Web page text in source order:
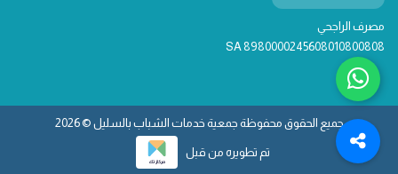
مصرف الراجحي
SA 8980000245608010800808
جميع الحقوق محفوظة جمعية خدمات الشباب بالسليل © 2026
تم تطويره من قبل